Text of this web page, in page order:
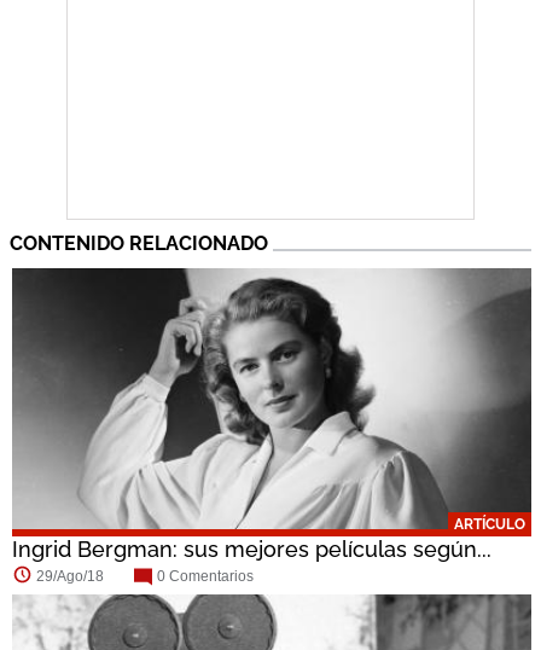
CONTENIDO RELACIONADO
ARTÍCULO
Ingrid Bergman: sus mejores películas según...
29/Ago/18 0 Comentarios